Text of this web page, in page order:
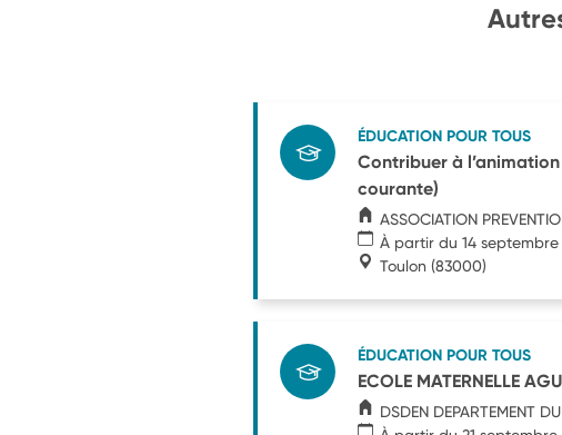
ÉDUCATION POUR TOUS
Contribuer à
courante)
ASSOCIATION
À partir du 14 septembre
Toulon (83000)
ÉDUCATION POUR TOUS
ECOLE MATERNELLE
DSDEN DEPARTEMENT